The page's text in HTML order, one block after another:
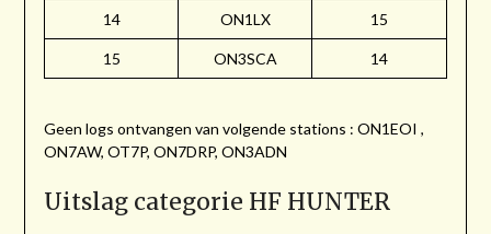
14 ON1LX 15
15 ON3SCA 14
Geen logs ontvangen van volgende stations : ON1EOI ,
ON7AW, OT7P, ON7DRP, ON3ADN
Uitslag categorie HF HUNTER